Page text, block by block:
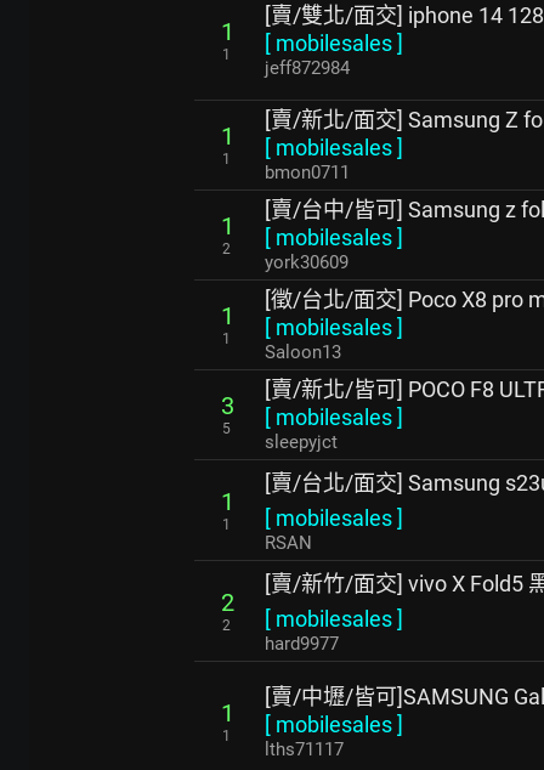
1
1
[賣/雙北/面交] iphone 14
[ mobilesales]
jeff872984
1
1
[賣/新北/面交] Samsung Z
[ mobilesales]
bmon0711
1
2
[賣/台中/皆可] Samsung z
[ mobilesales]
york30609
1
1
[徵/台北/面交] Poco X8 pro
[ mobilesales]
Saloon13
3
5
[賣/新北/皆可] POCO F8
[ mobilesales]
sleepyjct
1
1
[賣/台北/面交] Samsung
[ mobilesales]
RSAN
2
2
[賣/新竹/面交] vivo X Fold5
[ mobilesales]
hard9977
1
1
[賣/中壢/皆可]SAMSUNG
[ mobilesales]
lths71117